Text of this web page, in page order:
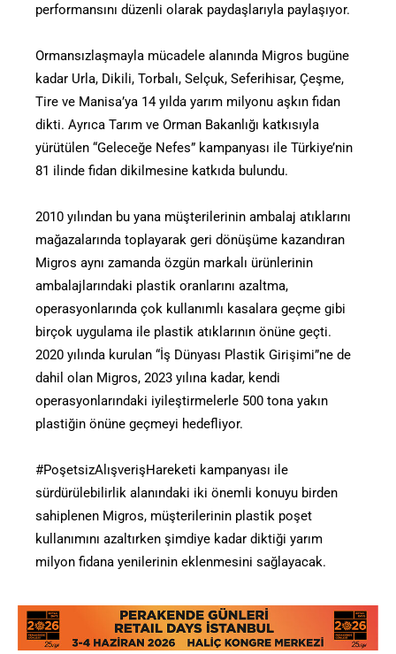
performansını düzenli olarak paydaşlarıyla paylaşıyor.
Ormansızlaşmayla mücadele alanında Migros bugüne
kadar Urla, Dikili, Torbalı, Selçuk, Seferihisar, Çeşme,
Tire ve Manisa’ya 14 yılda yarım milyonu aşkın fidan
dikti. Ayrıca Tarım ve Orman Bakanlığı katkısıyla
yürütülen “Geleceğe Nefes” kampanyası ile Türkiye’nin
81 ilinde fidan dikilmesine katkıda bulundu.
2010 yılından bu yana müşterilerinin ambalaj atıklarını
mağazalarında toplayarak geri dönüşüme kazandıran
Migros aynı zamanda özgün markalı ürünlerinin
ambalajlarındaki plastik oranlarını azaltma,
operasyonlarında çok kullanımlı kasalara geçme gibi
birçok uygulama ile plastik atıklarının önüne geçti.
2020 yılında kurulan “İş Dünyası Plastik Girişimi”ne de
dahil olan Migros, 2023 yılına kadar, kendi
operasyonlarındaki iyileştirmelerle 500 tona yakın
plastiğin önüne geçmeyi hedefliyor.
#PoşetsizAlışverişHareketi kampanyası ile
sürdürülebilirlik alanındaki iki önemli konuyu birden
sahiplenen Migros, müşterilerinin plastik poşet
kullanımını azaltırken şimdiye kadar diktiği yarım
milyon fidana yenilerinin eklenmesini sağlayacak.